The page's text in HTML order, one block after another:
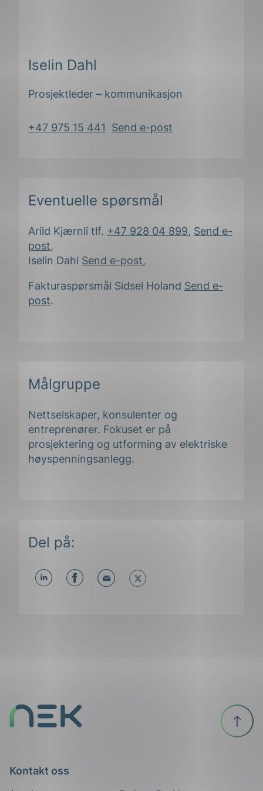
Iselin Dahl
Prosjektleder – kommunikasjon
+47 975 15 441 Send e-post
Eventuelle spørsmål
Arild Kjærnli tlf. +47 928 04 899, Send e-
post,
Iselin Dahl Send e-post,
Fakturaspørsmål Sidsel Holand Send e-
post.
Målgruppe
Nettselskaper, konsulenter og
entreprenører. Fokuset er på
prosjektering og utforming av elektriske
høyspenningsanlegg.
Del på:
Kontakt oss
Til
toppen